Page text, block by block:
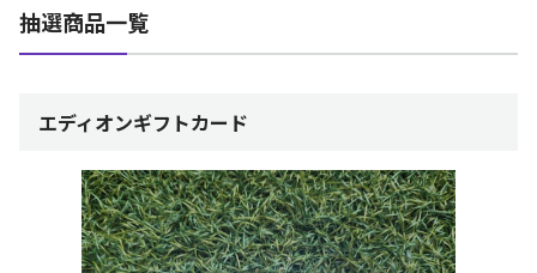
抽選商品一覧
エディオンギフトカード